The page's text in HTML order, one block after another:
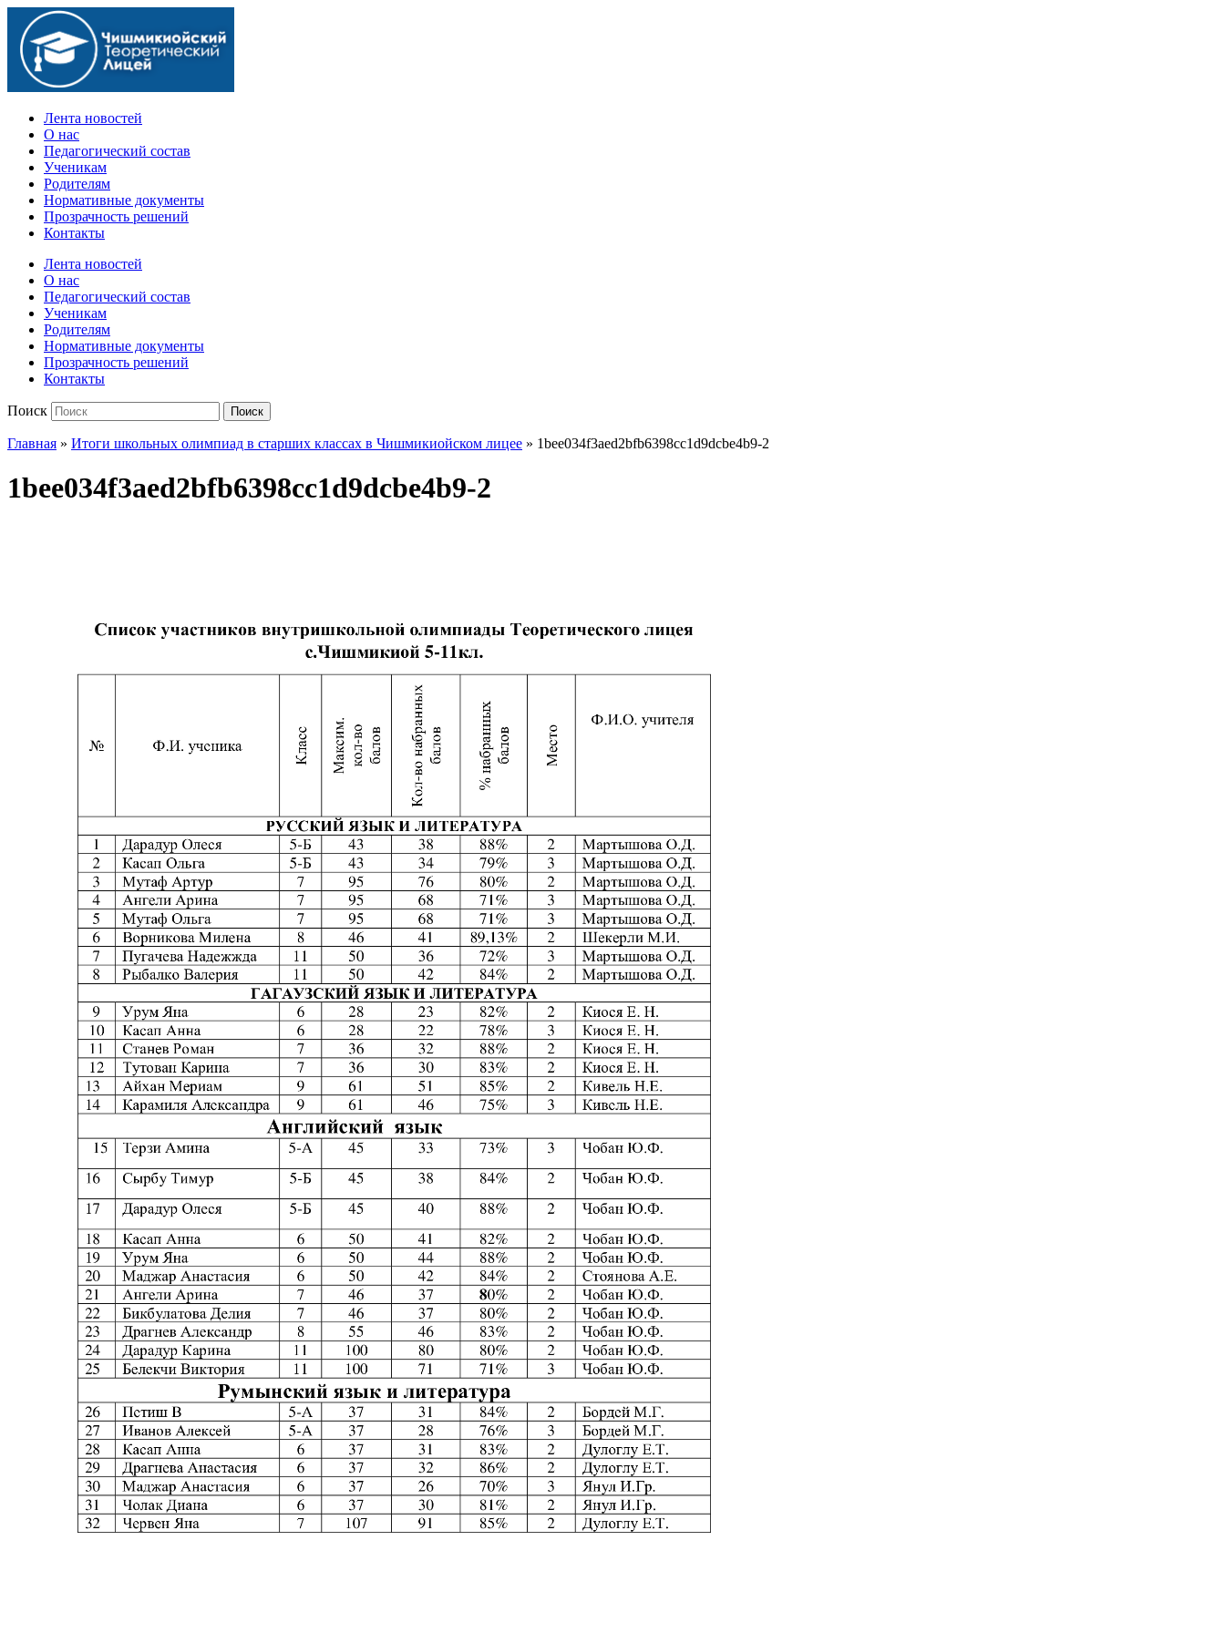
Официальный сайт учебного заведения
Лента новостей
О нас
Педагогический состав
Ученикам
Родителям
Нормативные документы
Прозрачность решений
Контакты
Лента новостей
О нас
Педагогический состав
Ученикам
Родителям
Нормативные документы
Прозрачность решений
Контакты
Поиск Поиск
Главная » Итоги школьных олимпиад в старших классах в Чишмикиойском лицее » 1bee034f3aed2bfb6398cc1d9dcbe4b9-2
1bee034f3aed2bfb6398cc1d9dcbe4b9-2